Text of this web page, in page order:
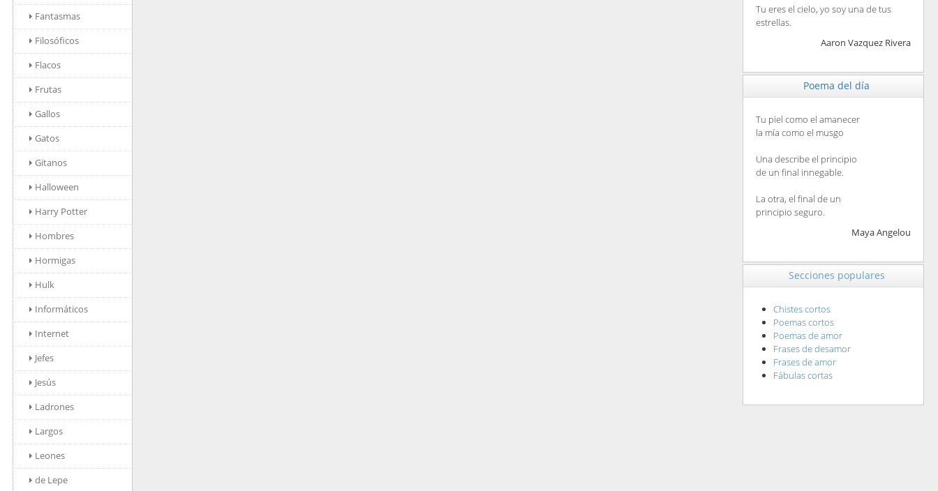
Fantasmas
Filosóficos
Flacos
Frutas
Gallos
Gatos
Gitanos
Halloween
Harry Potter
Hombres
Hormigas
Hulk
Informáticos
Internet
Jefes
Jesús
Ladrones
Largos
Leones
de Lepe
Tu eres el cielo, yo soy una de tus
estrellas.
Aaron Vazquez Rivera
Poema del día
Tu piel como el amanecer
la mía como el musgo
Una describe el principio
de un final innegable.
La otra, el final de un
principio seguro.
Maya Angelou
Secciones populares
Chistes cortos
Poemas cortos
Poemas de amor
Frases de desamor
Frases de amor
Fábulas cortas